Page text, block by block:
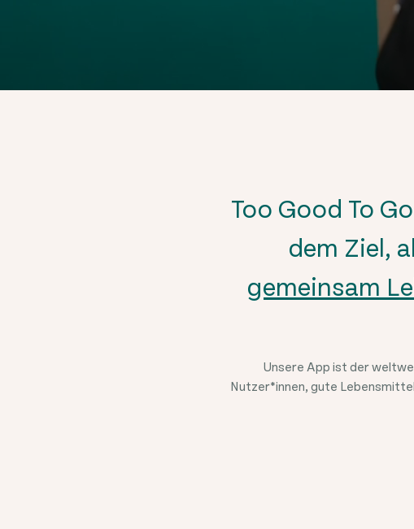
Too Good To
dem Ziel,
gemeinsam
Unsere App ist der
Nutzer*innen, gute